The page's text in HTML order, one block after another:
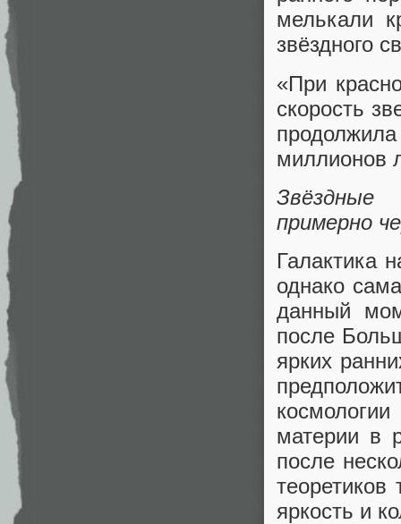
мелькали
звёздного
«При
скорость
миллионов
Звёздные
примерно
Галактика
однако
данный
после
ярких
материи в
после
яркость и